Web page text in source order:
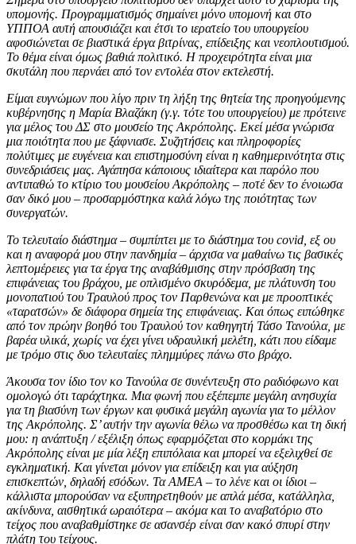
υπομονής. Προγραμματισμός σημαίνει μόνο υπομονή και στο
ΥΠΠΟΑ αυτή απουσιάζει και έτσι το ιερατείο του υπουργείου
αφοσιώνεται σε βιαστικά έργα βιτρίνας, επίδειξης και νεοπλουτισμού.
Το θέμα είναι όμως βαθιά πολιτικό. Η προχειρότητα είναι μια
σκυτάλη που περνάει από τον εντολέα στον εκτελεστή.
Είμαι ευγνώμων που λίγο πριν τη λήξη της θητεία της προηγούμενης
κυβέρνησης η Μαρία Βλαζάκη (γ.γ. τότε του υπουργείου) με πρότεινε
για μέλος του ΔΣ στο μουσείο της Ακρόπολης. Εκεί μέσα γνώρισα
μια ποιότητα που με ξάφνιασε. Συζητήσεις και πληροφορίες
πολύτιμες με ευγένεια και επιστημοσύνη είναι η καθημερινότητα στις
συνεδριάσεις μας. Αγάπησα κάποιους ιδιαίτερα και παρόλο που
αντιπαθώ το κτίριο του μουσείου Ακρόπολης – ποτέ δεν το ένοιωσα
σαν δικό μου – προσαρμόστηκα καλά λόγω της ποιότητας των
συνεργατών.
Το τελευταίο διάστημα – συμπίπτει με το διάστημα του covid, εξ ου
και η αναφορά μου στην πανδημία – άρχισα να μαθαίνω τις βασικές
λεπτομέρειες για τα έργα της αναβάθμισης στην πρόσβαση της
επιφάνειας του βράχου, με οπλισμένο σκυρόδεμα, με πλάτυνση του
μονοπατιού του Τραυλού προς τον Παρθενώνα και με προοπτικές
«ταρατσών» δε διάφορα σημεία της επιφάνειας. Και όπως ειπώθηκε
από τον πρώην βοηθό του Τραυλού τον καθηγητή Τάσο Τανούλα, με
βαρέα υλικά, χωρίς να έχει γίνει υδραυλική μελέτη, κάτι που είδαμε
με τρόμο στις δυο τελευταίες πλημμύρες πάνω στο βράχο.
Άκουσα τον ίδιο τον κο Τανούλα σε συνέντευξη στο ραδιόφωνο και
ομολογώ ότι ταράχτηκα. Μια φωνή που εξέπεμπε μεγάλη ανησυχία
για τη βιασύνη των έργων και φυσικά μεγάλη αγωνία για το μέλλον
της Ακρόπολης. Σ’ αυτήν την αγωνία θέλω να προσθέσω και τη δική
μου: η ανάπτυξη / εξέλιξη όπως εφαρμόζεται στο κορμάκι της
Ακρόπολης είναι με μία λέξη επιπόλαια και μπορεί να εξελιχθεί σε
εγκληματική. Και γίνεται μόνον για επίδειξη και για αύξηση
επισκεπτών, δηλαδή εσόδων. Τα ΑΜΕΑ – το λένε και οι ίδιοι –
κάλλιστα μπορούσαν να εξυπηρετηθούν με απλά μέσα, κατάλληλα,
ακίνδυνα, αισθητικά ωραιότερα – ακόμα και το αναβατόριο στο
τείχος που αναβαθμίστηκε σε ασανσέρ είναι σαν κακό σπυρί στην
πλάτη του τείχους.